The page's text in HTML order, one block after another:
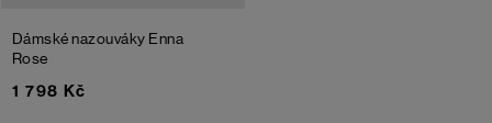
Dámské nazouváky Enna
Rose
1 798 Kč